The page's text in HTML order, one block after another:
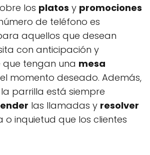
los platos y promociones
de teléfono es
aquellos que desean
con anticipación y
tengan una mesa
momento deseado. Además,
parrilla está siempre
las llamadas y resolver
inquietud que los clientes